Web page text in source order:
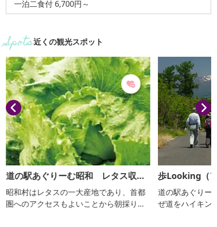
一泊二食付 6,700円～
近くの観光スポット
道の駅あぐりーむ昭和 レタス収穫
体験
昭和村はレタスの一大産地であり、首都
圏へのアクセスもよいことから朝採りレ
歩Looking（
道の駅あぐりー
ぜ道をハイキン